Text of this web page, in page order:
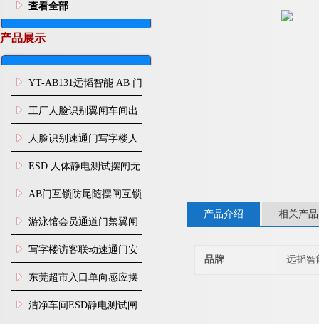
查看全部
产品展示
YT-AB131远韬智能 AB 门
闸机双通道互锁防尾随闸
机
工厂人脸识别翼闸车间出
入口人行通道门禁
人脸识别速通门写字楼人
行通道闸门禁设备
ESD 人体静电测试摆闸无
尘车间防静电闸机
AB门互锁防尾随摆闸互锁
闸机
游泳馆会员通道门禁翼闸
写字楼访客联动速通门安
装
东莞超市入口单向感应摆
闸安装
洁净车间ESD静电测试闸
产品介绍 相关产品
品牌 远韬智